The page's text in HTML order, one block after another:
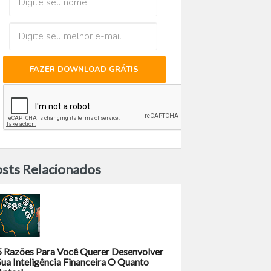
FAZER DOWNLOAD GRÁTIS
Relacionados
Razões Para Você Querer Desenvolver
Inteligência Financeira O Quanto